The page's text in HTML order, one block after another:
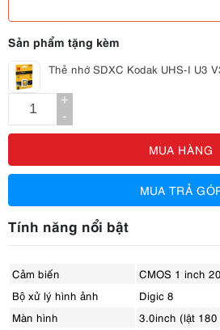
Sản phẩm tặng kèm
Thẻ nhớ SDXC Kodak UHS-I U3
+
-
MUA HÀNG
MUA TRẢ
Tính năng nổi bật
Cảm biến
CMOS 1 inch
Bộ xử lý hình ảnh
Digic 8
Màn hình
3.0inch (lật 180